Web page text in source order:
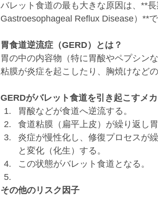
バレット食道の最も大きな原因は、**
Gastroesophageal Reflux Disease）**で
胃食道逆流症（GERD）とは？
胃の中の内容物（特に胃酸やペプシン
粘膜が炎症を起こしたり、胸焼けなど
GERDがバレット食道を引き起こすメ
胃酸などが食道へ逆流する。
食道粘膜（扁平上皮）が繰り返し
炎症が慢性化し、修復プロセスが
と変化（化生）する。
この状態がバレット食道となる。
その他のリスク因子